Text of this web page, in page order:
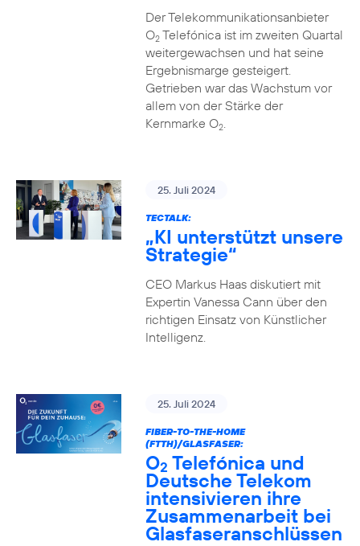
Der Telekommunikationsanbieter
O2Telefónica ist im zweiten Quartal
weitergewachsen und hat seine
Ergebnismarge gesteigert.
Getrieben war das Wachstum vor
allem von der Stärke der
Kernmarke O2.
25. Juli 2024
TECTALK:
„KI unterstützt unsere
Strategie“
CEO Markus Haas diskutiert mit
Expertin Vanessa Cann über den
richtigen Einsatz von Künstlicher
Intelligenz.
25. Juli 2024
FIBER-TO-THE-HOME
(FTTH)/GLASFASER:
O2 Telefónica und
Deutsche Telekom
intensivieren ihre
Zusammenarbeit bei
Glasfaseranschlüssen